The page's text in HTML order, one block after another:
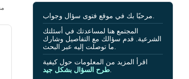
المجتمع هنا لمساعدتك في أسئلتك
الشرعية. قدم سؤالك مع التفاصيل وشارك
اقرأ المزيد من المعلومات حول كيفية
طرح السؤال بشكل جيد